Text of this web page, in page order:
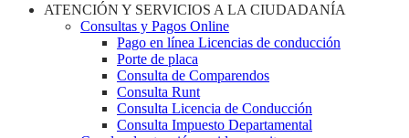
ATENCIÓN Y SERVICIOS A LA CIUDADANÍA
Consultas y Pagos Online
Pago en línea Licencias de conducción
Porte de placa
Consulta de Comparendos
Consulta Runt
Consulta Licencia de Conducción
Consulta Impuesto Departamental